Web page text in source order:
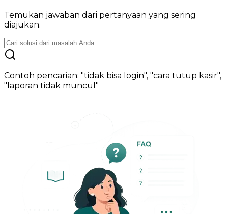
Temukan jawaban dari pertanyaan yang sering
diajukan.
Contoh pencarian: "tidak bisa login", "cara tutup kasir",
"laporan tidak muncul"